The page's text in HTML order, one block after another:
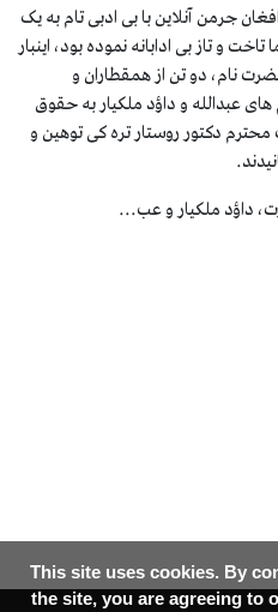
جرمن آنلاین با بی ادبی تام به یک
و تاز بی ادابانه نموده بود، اینبار
نام، دو تن از همقطاران و
عبدالله و داؤد ملکیار به حقوق
دکتور روستار تره کی توهین و
داؤد ملکیار و عب...
This site uses cookies. By
the site, you are agreeing to